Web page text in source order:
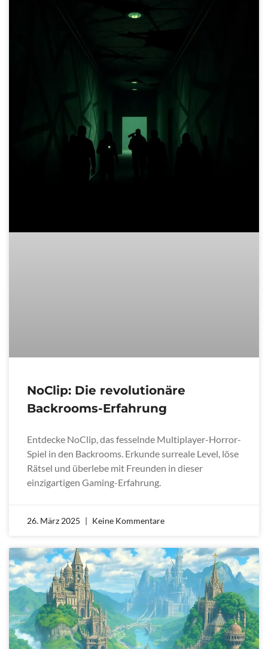
NoClip: Die revolutionäre
Backrooms-Erfahrung
Entdecke NoClip, das fesselnde Multiplayer-Horror-
Spiel in den Backrooms. Erkunde surreale Level, löse
Rätsel und überlebe mit Freunden in dieser
einzigartigen Gaming-Erfahrung.
26. März 2025 Keine Kommentare